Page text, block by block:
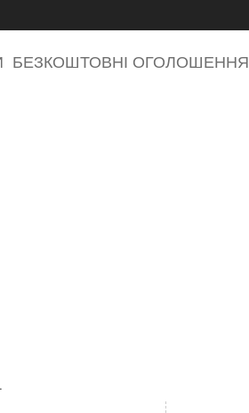
БЕЗКОШТОВНІ ОГОЛОШЕННЯ